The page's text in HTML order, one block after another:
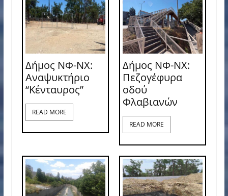
Δήμος ΝΦ-ΝΧ:
Αναψυκτήριο
“Κένταυρος”
READ MORE
Δήμος ΝΦ-ΝΧ:
Πεζογέφυρα
οδού
Φλαβιανών
READ MORE